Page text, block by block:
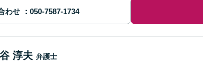
わせ
淳夫 弁護士